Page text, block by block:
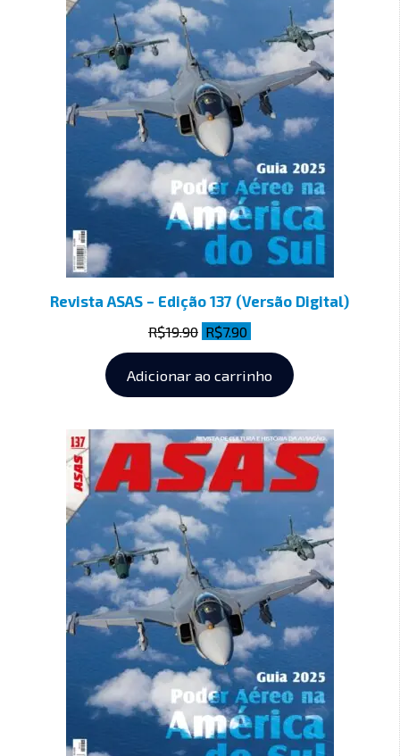
Revista ASAS – Edição 137 (Versão Digital)
R$19.90 R$7.90
Adicionar ao carrinho